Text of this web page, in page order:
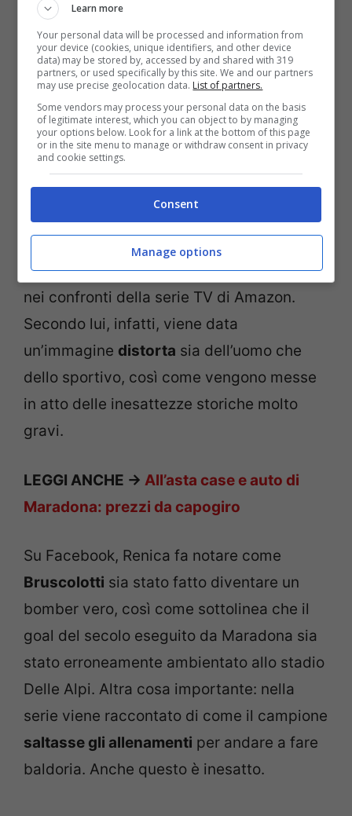
Renica, compagno di squadra di Maradona
e ora allenatore, ha espressodure parole
nei confronti della serie TV di Amazon.
Secondo lui, infatti, viene data
un’immagine distorta sia dell’uomo che
dello sportivo, così come vengono messe
in atto delle inesattezze storiche molto
gravi.
LEGGI ANCHE -> All’asta case e auto di
Maradona: prezzi da capogiro
Su Facebook, Renica fa notare come
Bruscolotti sia stato fatto diventare un
bomber vero, così come sottolinea che il
goal del secolo eseguito da Maradona sia
stato erroneamente ambientato allo stadio
Delle Alpi. Altra cosa importante: nella
serie viene raccontato di come il campione
saltasse gli allenamenti per andare a fare
baldoria. Anche questo è inesatto.
Learn more
Your personal data will be processed and information from
your device (cookies, unique identifiers, and other device
data) may be stored by, accessed by and shared with 319
partners, or used specifically by this site. We and our partners
may use precise geolocation data. List of partners.
Some vendors may process your personal data on the basis
of legitimate interest, which you can object to by managing
your options below. Look for a link at the bottom of this page
or in the site menu to manage or withdraw consent in privacy
and cookie settings.
Consent
Manage options